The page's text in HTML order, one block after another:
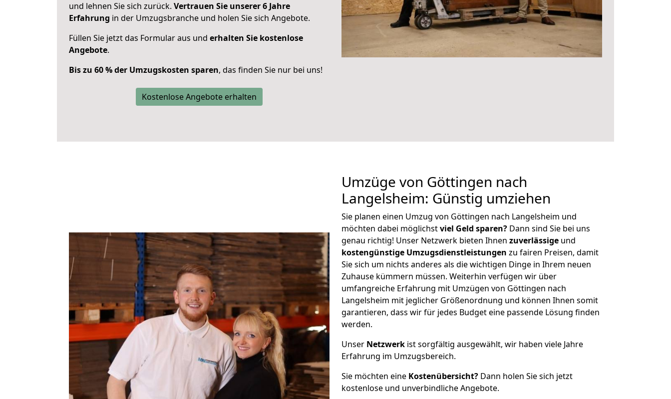
und lehnen Sie sich zurück. Vertrauen Sie unserer 6 Jahre
Erfahrung in der Umzugsbranche und holen Sie sich Angebote.
Füllen Sie jetzt das Formular aus und erhalten Sie kostenlose
Angebote.
Bis zu 60 % der Umzugskosten sparen, das finden Sie nur bei uns!
Kostenlose Angebote erhalten
Umzüge von Göttingen nach
Langelsheim: Günstig umziehen
Sie planen einen Umzug von Göttingen nach Langelsheim und
möchten dabei möglichstviel Geld sparen? Dann sind Sie bei uns
genau richtig! Unser Netzwerk bieten Ihnen zuverlässige und
kostengünstige Umzugsdienstleistungen zu fairen Preisen, damit
Sie sich um nichts anderes als die wichtigen Dinge in Ihrem neuen
Zuhause kümmern müssen. Weiterhin verfügen wir über
umfangreiche Erfahrung mit Umzügen von Göttingen nach
Langelsheim mit jeglicher Größenordnung und können Ihnen somit
garantieren, dass wir für jedes Budget eine passende Lösung finden
werden.
Unser Netzwerk ist sorgfältig ausgewählt, wir haben viele Jahre
Erfahrung im Umzugsbereich.
Sie möchten eine Kostenübersicht? Dann holen Sie sich jetzt
kostenlose und unverbindliche Angebote.